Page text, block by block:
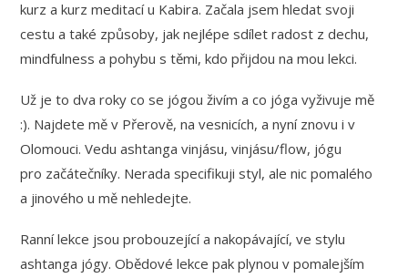
kurz a kurz meditací u Kabira. Začala jsem hledat svoji
cestu a také způsoby, jak nejlépe sdílet radost z dechu,
mindfulness a pohybu s těmi, kdo přijdou na mou lekci.
Už je to dva roky co se jógou živím a co jóga vyživuje mě
:). Najdete mě v Přerově, na vesnicích, a nyní znovu i v
Olomouci. Vedu ashtanga vinjásu, vinjásu/flow, jógu
pro začátečníky. Nerada specifikuji styl, ale nic pomalého
a jinového u mě nehledejte.
Ranní lekce jsou probouzející a nakopávající, ve stylu
ashtanga jógy. Obědové lekce pak plynou v pomalejším